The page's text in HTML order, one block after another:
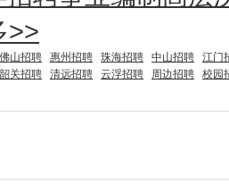
>>
佛山招聘 惠州招聘 珠海招聘 中山招聘
江门
韶关招聘 清远招聘 云浮招聘 周边招聘 校园